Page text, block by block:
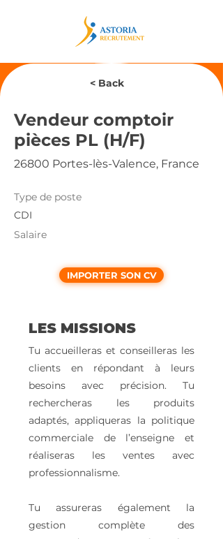
< Back
Vendeur comptoir
pièces PL (H/F)
26800 Portes-lès-Valence, France
Type de poste
CDI
Salaire
IMPORTER SON CV
LES MISSIONS
Tu accueilleras et conseilleras les
clients en répondant à leurs
besoins avec précision. Tu
rechercheras les produits
adaptés, appliqueras la politique
commerciale de l’enseigne et
réaliseras les ventes avec
professionnalisme.
Tu assureras également la
gestion complète des